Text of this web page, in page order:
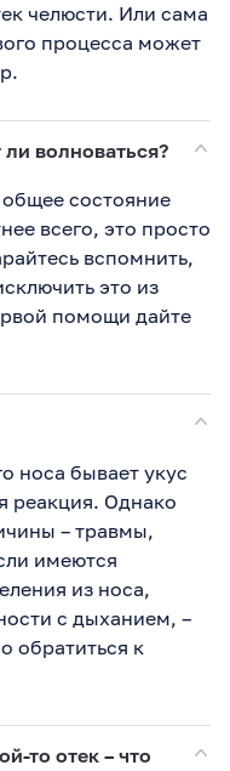
челюсти. Или сама
процесса может
волноваться?
состояние
всего, это просто
вспомнить,
это из
помощи дайте
носа бывает укус
реакция. Однако
– травмы,
имеются
из носа,
с дыханием, –
обратиться к
то отек – что